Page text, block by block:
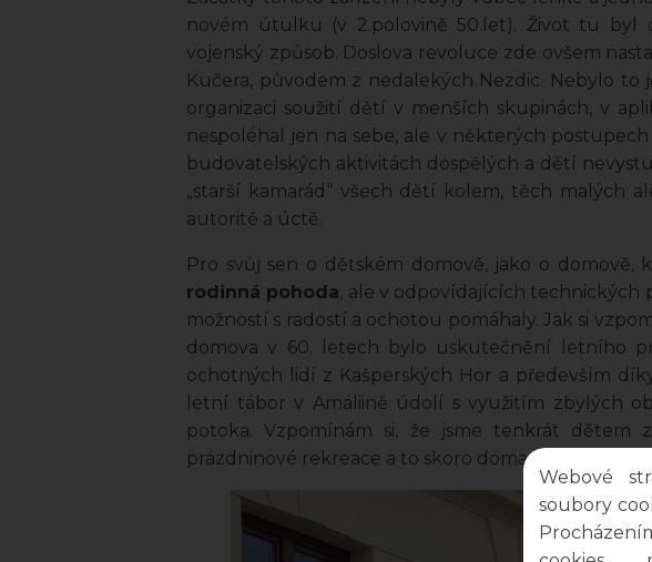
novém útulku (v 2.polovině 50.let). Život tu byl
vojenský způsob. Doslova revoluce zde ovšem
Kučera, původem z nedalekých Nezdic. Nebylo
organizaci soužití dětí v menších skupinách, v
nespoléhal jen na sebe, ale v některých
budovatelských aktivitách dospělých a dětí
„starší kamarád“ všech dětí kolem, těch malých
autoritě a úctě.
Pro svůj sen o dětském domově, jako o domově,
rodinná pohoda, ale v odpovídajících technických
možností s radostí a ochotou pomáhaly. Jak si
domova v 60. letech bylo uskutečnění letního
ochotných lidí z Kašperských Hor a především
letní tábor v Amáliině údolí s využitím zbylých
potoka. Vzpomínám si, že jsme tenkrát dětem
prázdninové rekreace a to skoro doma „za humny“.
Webové
soubory